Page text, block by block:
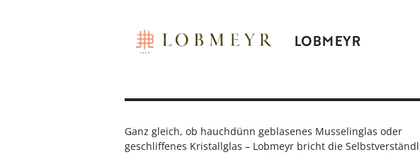
LOBMEYR
Ganz gleich, ob hauchdünn geblasenes Musselinglas oder
geschliffenes Kristallglas – Lobmeyr bricht die